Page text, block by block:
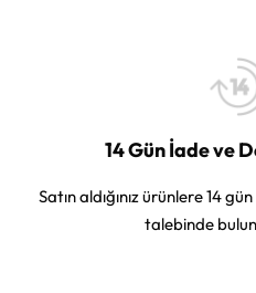
14 Gün İade ve
Satın aldığınız ürünlere 14
talebinde